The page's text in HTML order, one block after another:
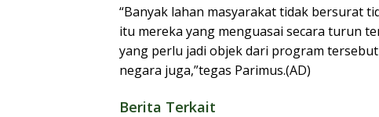
“Banyak lahan masyarakat tidak bersurat
itu mereka yang menguasai secara turun
yang perlu jadi objek dari program
negara juga,”tegas Parimus.(AD)
Berita Terkait